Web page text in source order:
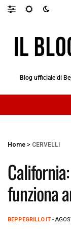
Blog ufficiale di
Home > CERVELLI
funziona
BEPPEGRILLO.IT -